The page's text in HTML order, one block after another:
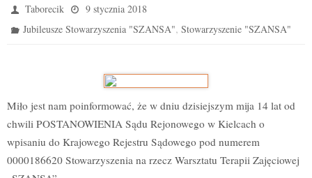
Taborecik
9 stycznia 2018
Jubileusze Stowarzyszenia "SZANSA",Stowarzyszenie "SZANSA"
Miło jest nam poinformować, że w dniu dzisiejszym mija 14 lat od
chwili POSTANOWIENIA Sądu Rejonowego w Kielcach o
wpisaniu do Krajowego Rejestru Sądowego pod numerem
0000186620 Stowarzyszenia na rzecz Warsztatu Terapii Zajęciowej